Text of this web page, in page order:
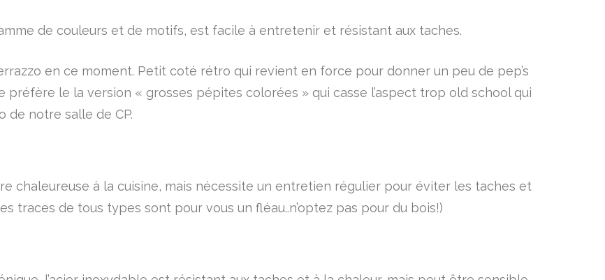
de couleurs et de motifs, est facile à entretenir et résistant aux taches.
en ce moment. Petit coté rétro qui revient en force pour donner un peu de pep’s
préfère le la version « grosses pépites colorées » qui casse l’aspect trop old school qui
de notre salle de CP.
chaleureuse à la cuisine, mais nécessite un entretien régulier pour éviter les taches et
traces de tous types sont pour vous un fléau..n’optez pas pour du bois!)